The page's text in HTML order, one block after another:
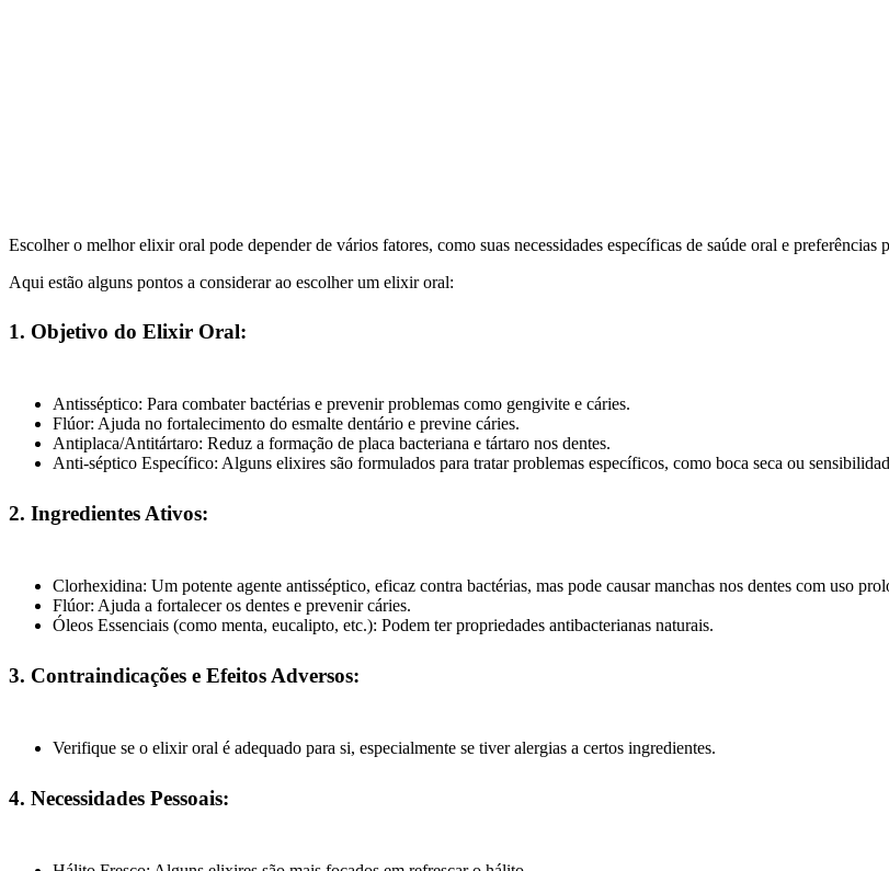
Escolher o melhor elixir oral pode depender de vários fatores, como suas necessidades específicas de saúde oral e preferências
Aqui estão alguns pontos a considerar ao escolher um elixir oral:
1. Objetivo do Elixir Oral:
Antisséptico: Para combater bactérias e prevenir problemas como gengivite e cáries.
Flúor: Ajuda no fortalecimento do esmalte dentário e previne cáries.
Antiplaca/Antitártaro: Reduz a formação de placa bacteriana e tártaro nos dentes.
Anti-séptico Específico: Alguns elixires são formulados para tratar problemas específicos, como boca seca ou
2. Ingredientes Ativos:
Clorhexidina: Um potente agente antisséptico, eficaz contra bactérias, mas pode causar manchas nos dentes com uso
Flúor: Ajuda a fortalecer os dentes e prevenir cáries.
Óleos Essenciais (como menta, eucalipto, etc.): Podem ter propriedades antibacterianas naturais.
3. Contraindicações e Efeitos Adversos:
Verifique se o elixir oral é adequado para si, especialmente se tiver alergias a certos ingredientes.
4. Necessidades Pessoais: